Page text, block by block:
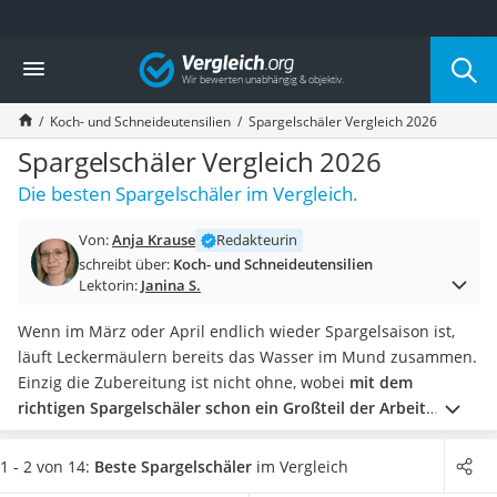
Die beliebtesten Vergleiche nach Kategorie
Haushalt
Wassersprudler
Zentralstaubsauger
Brotbackautomat
Wischroboter
Wäschespinne
Spülmaschinentabs
Akku-Staubsauger
AEG-Waschmaschine
Saug-Wisch-Roboter
Handstaubsauger
Milchaufschäumer
Kondenstrockner
Reiskocher
Vergleich
Koch- und Schneideutensilien Spargelschäler Vergleich 2026
Spargelschäler Vergleich 2026
Die besten Spargelschäler im Vergleich.
Von:Anja Krause
Redakteurin
schreibt über: Koch- und Schneideutensilien
Lektorin: Janina S.
Wenn im März oder April endlich wieder Spargelsaison ist,
läuft Leckermäulern bereits das Wasser im Mund zusammen.
Einzig die Zubereitung ist nicht ohne, wobei mit dem
richtigen Spargelschäler schon ein Großteil der Arbeit
erleichtertwird. Sind auch Linkshänder im Haus? Dann
achten Sie auf eine entsprechende Eignung des Schälers,
1 - 2 von 14: Beste Spargelschäler im Vergleich